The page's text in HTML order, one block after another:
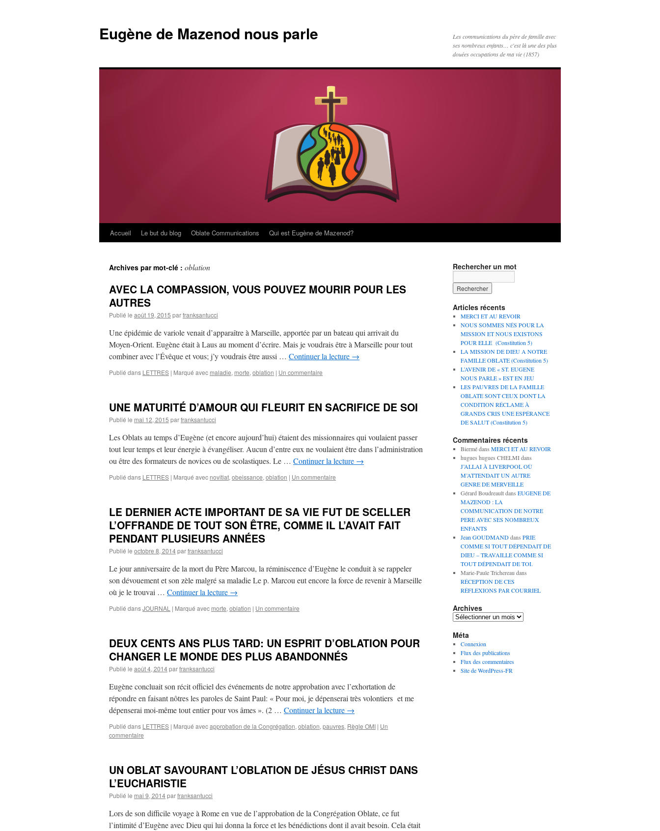
Eugène de Mazenod nous parle
Les communications du père de famille avec
ses nombreux enfants… c'est là une des plus
douées occupations de ma vie (1857)
Aller
contenu
Accueil Le but du blog Oblate Communications Qui est Eugène de Mazenod?
Archives par mot-clé : oblation
AVEC LA COMPASSION, VOUS POUVEZ MOURIR POUR LES
AUTRES
Publié le août 19, 2015 parfranksantucci
Une épidémie de variole venait d’apparaître à Marseille, apportée par un bateau qui arrivait du
Moyen-Orient. Eugène était à Laus au moment d’écrire. Mais je voudrais être à Marseille pour tout
combiner avec l’Évêque et vous; j’y voudrais être aussi … Continuer la lecture →
Publié dans LETTRES | Marqué avec maladie, morte, oblation | Un commentaire
UNE MATURITÉ D’AMOUR QUI FLEURIT EN SACRIFICE DE SOI
Publié le mai 12, 2015 parfranksantucci
Les Oblats au temps d’Eugène (et encore aujourd’hui) étaient des missionnaires qui voulaient passer
tout leur temps et leur énergie à évangéliser. Aucun d’entre eux ne voulaient être dans l’administration
ou être des formateurs de novices ou de scolastiques. Le … Continuer la lecture →
Publié dans LETTRES | Marqué avec novitiat, obeissance, oblation | Un commentaire
LE DERNIER ACTE IMPORTANT DE SA VIE FUT DE SCELLER
L’OFFRANDE DE TOUT SON ÊTRE, COMME IL L’AVAIT FAIT
PENDANT PLUSIEURS ANNÉES
Publié le octobre 8, 2014parfranksantucci
Le jour anniversaire de la mort du Père Marcou, la réminiscence d’Eugène le conduit à se rappeler
son dévouement et son zèle malgré sa maladie Le p. Marcou eut encore la force de revenir à Marseille
où je le trouvai … Continuer la lecture →
Publié dansJOURNAL | Marqué avec morte, oblation | Un commentaire
DEUX CENTS ANS PLUS TARD: UN ESPRIT D’OBLATION POUR
CHANGER LE MONDE DES PLUS ABANDONNÉS
Publié le août 4, 2014parfranksantucci
Eugène concluait son récit officiel des événements de notre approbation avec l’exhortation de
répondre en faisant nôtres les paroles de Saint Paul: « Pour moi, je dépenserai très volontiers et me
dépenserai moi-même tout entier pour vos âmes ». (2 … Continuer la lecture →
Publié dans LETTRES | Marqué avecapprobation de la Congrégation, oblation, pauvres, Règle OMI | Un
commentaire
UN OBLAT SAVOURANT L’OBLATION DE JÉSUS CHRIST DANS
L’EUCHARISTIE
Publié le mai 9, 2014parfranksantucci
Lors de son difficile voyage à Rome en vue de l’approbation de la Congrégation Oblate, ce fut
l’intimité d’Eugène avec Dieu qui lui donna la force et les bénédictions dont il avait besoin. Cela était
Rechercher un mot
Articles récents
MERCI ET AU REVOIR
NOUS SOMMES NÉS POUR LA
MISSION ET NOUS EXISTONS
POUR ELLE (Constitution 5)
LA MISSION DE DIEU A NOTRE
FAMILLE OBLATE (Constitution 5)
L’AVENIR DE « ST. EUGENE
NOUS PARLE » EST EN JEU
LES PAUVRES DE LA FAMILLE
OBLATE SONT CEUX DONT LA
CONDITION RÉCLAME À
GRANDS CRIS UNE ESPÉRANCE
DE SALUT (Constitution 5)
Commentaires récents
Biermédans MERCI ET AU REVOIR
hugues hugues CHELMIdans
J’ALLAI À LIVERPOOL OÙ
M’ATTENDAIT UN AUTRE
GENRE DE MERVEILLE
Gérard Boudreaultdans EUGENE DE
MAZENOD : LA
COMMUNICATION DE NOTRE
PERE AVEC SES NOMBREUX
ENFANTS
Jean GOUDMANDdans PRIE
COMME SI TOUT DÉPENDAIT DE
DIEU – TRAVAILLE COMME SI
TOUT DÉPENDAIT DE TOI.
Marie-Paule Trichereau dans
RÉCEPTION DE CES
RÉFLEXIONS PAR COURRIEL
Archives
Archives
Méta
Connexion
Flux des publications
Flux des commentaires
Site de WordPress-FR